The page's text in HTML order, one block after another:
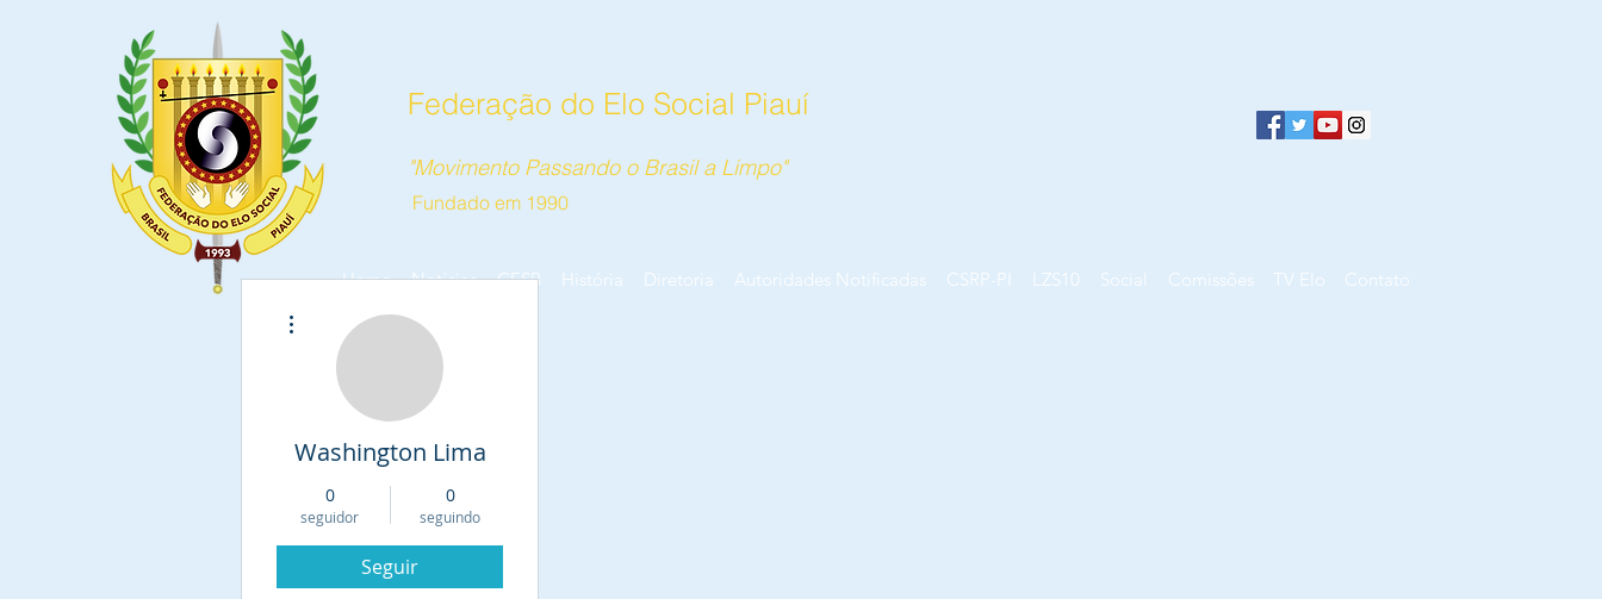
Federação do Elo Social Piauí
"Movimento Passando o Brasil a Limpo"
Fundado em 1990
Home Notícias CESB História Diretoria Autoridades Notificadas CSRP-PI LZS10 Social Comissões TV Elo Contato
Washington Lima
0
seguidor
0
seguindo
Seguir